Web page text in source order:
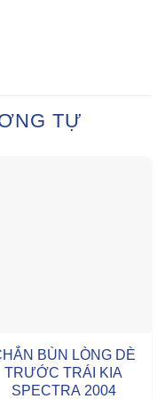
TỰ
BÙN LÒNG DÈ
TRƯỚC TRÁI KIA
SPECTRA 2004